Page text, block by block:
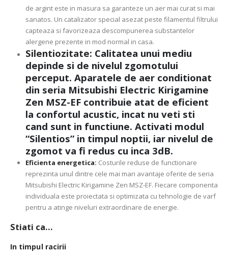
de argint este in masura sa garanteze un aer mai curat si mai
sanatos. Un catalizator special asezat peste filamentul filtrului
capteaza si favorizeaza descompunerea substantelor
alergene prezente in mod normal in casa.
Silentiozitate: Calitatea unui mediu
depinde si de nivelul zgomotului
perceput. Aparatele de aer conditionat
din seria Mitsubishi Electric Kirigamine
Zen MSZ-EF contribuie atat de eficient
la confortul acustic, incat nu veti sti
cand sunt in functiune. Activati modul
“Silentios” in timpul noptii, iar nivelul de
zgomot va fi redus cu inca 3dB.
Eficienta energetica: Costurile reduse de functionare
reprezinta unul dintre cele mai mari avantaje oferite de seria
Mitsubishi Electric Kirigamine Zen MSZ-EF. Fiecare componenta
individuala este proiectata si optimizata cu tehnologie de varf
pentru a atinge niveluri extraordinare de energie.
Stiati ca…
In timpul racirii